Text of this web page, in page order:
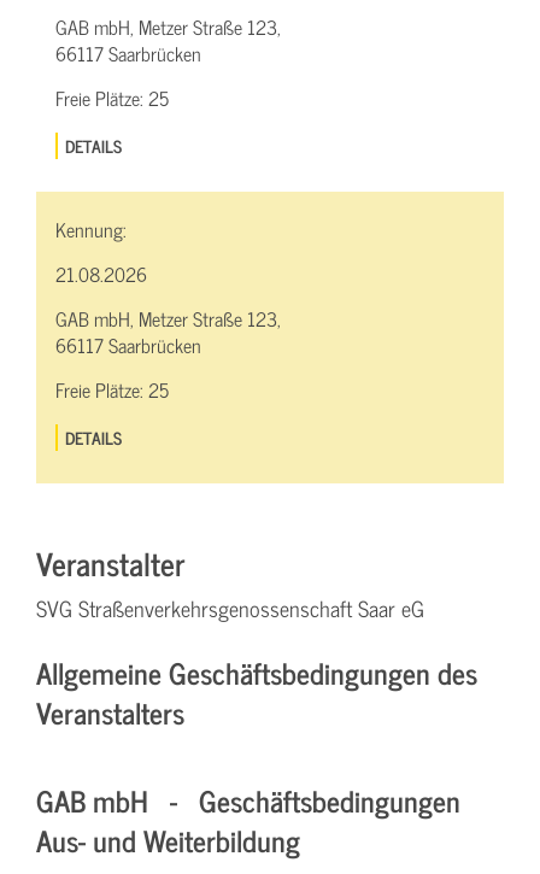
GAB mbH, Metzer Straße 123,
66117 Saarbrücken
Freie Plätze:25
DETAILS
Kennung:
21.08.2026
GAB mbH, Metzer Straße 123,
66117 Saarbrücken
Freie Plätze:25
DETAILS
Veranstalter
SVG Straßenverkehrsgenossenschaft Saar eG
Allgemeine Geschäftsbedingungen des
Veranstalters
GAB mbH - Geschäftsbedingungen
Aus- und Weiterbildung